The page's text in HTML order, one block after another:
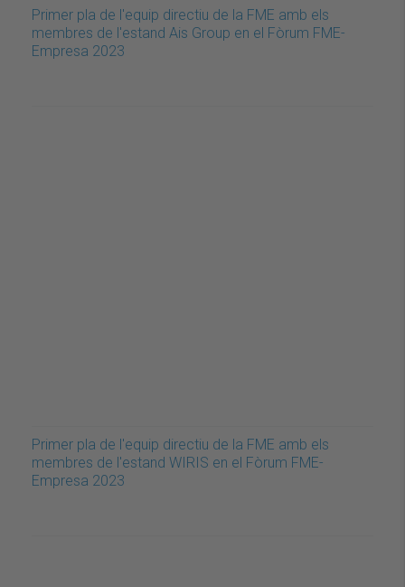
Primer pla de l'equip directiu de la FME amb els
membres de l'estand Ais Group en el Fòrum FME-
Empresa 2023
Primer pla de l'equip directiu de la FME amb els
membres de l'estand WIRIS en el Fòrum FME-
Empresa 2023